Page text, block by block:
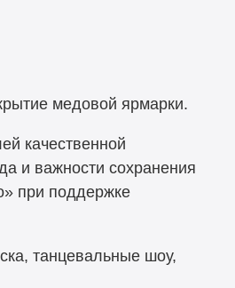
медовой ярмарки.
качественной
и важности сохранения
при поддержке
танцевальные шоу,